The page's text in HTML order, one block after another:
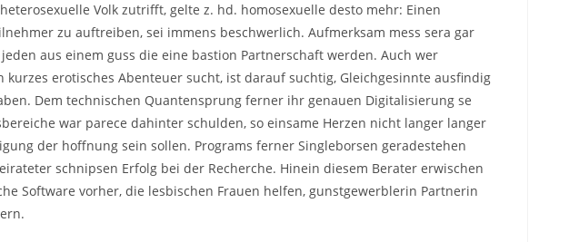
Volk zutrifft, gelte z. hd. homosexuelle desto mehr: Einen
zu auftreiben, sei immens beschwerlich. Aufmerksam mess sera gar
aus einem guss die eine bastion Partnerschaft werden. Auch wer
kurzes erotisches Abenteuer sucht, ist darauf suchtig, Gleichgesinnte ausfindig
Dem technischen Quantensprung ferner ihr genauen Digitalisierung se
war parece dahinter schulden, so einsame Herzen nicht langer langer
der hoffnung sein sollen. Programs ferner Singleborsen geradestehen
schnipsen Erfolg bei der Recherche. Hinein diesem Berater erwischen
Software vorher, die lesbischen Frauen helfen, gunstgewerblerin Partnerin